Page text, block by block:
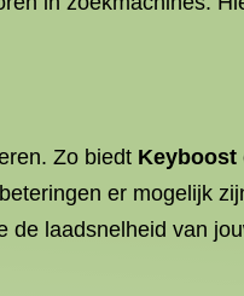
Zo biedt Keyboost
er mogelijk
de laadsnelheid van